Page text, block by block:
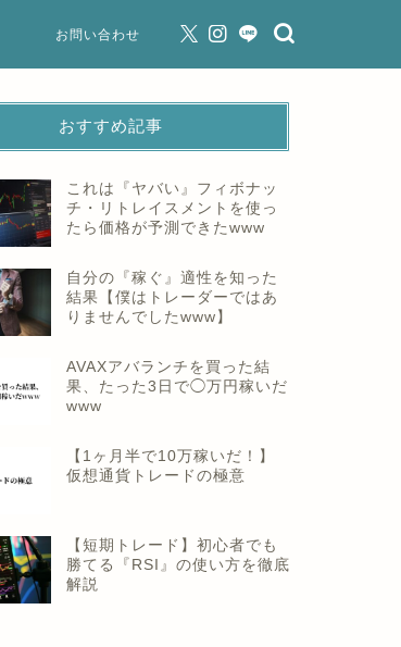
お問い合わせ
おすすめ記事
これは『ヤバい』フィボナッ
チ・リトレイスメントを使っ
たら価格が予測できたwww
自分の『稼ぐ』適性を知った
結果【僕はトレーダーではあ
りませんでしたwww】
AVAXアバランチを買った結
果、たった3日で◯万円稼いだ
www
【1ヶ月半で10万稼いだ！】
仮想通貨トレードの極意
【短期トレード】初心者でも
勝てる『RSI』の使い方を徹底
解説